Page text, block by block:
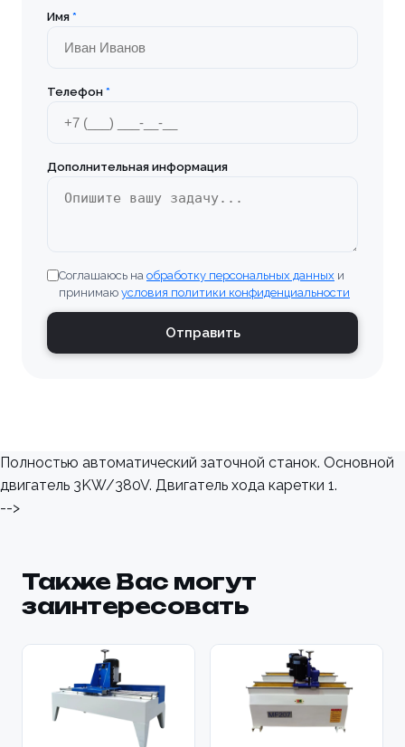
Имя *
Телефон *
Дополнительная информация
Соглашаюсь на обработку персональных данных и
принимаю условия политики конфиденциальности
Отправить
Полностью автоматический заточной станок. Основной
двигатель 3KW/380V. Двигатель хода каретки 1.
-->
Также Вас могут
заинтересовать